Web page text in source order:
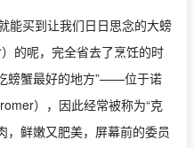
能买到让我们日日思念的大螃
的呢，完全省去了烹饪的时
螃蟹最好的地方”——位于诺
），因此经常被称为“克
，鲜嫩又肥美，屏幕前的委员